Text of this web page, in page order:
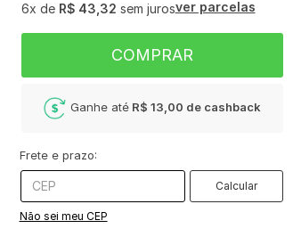
6x de R$ 43,32 sem jurosver parcelas
COMPRAR
Ganhe atéR$ 13,00 de cashback
Frete e prazo:
Calcular
Não sei meu CEP